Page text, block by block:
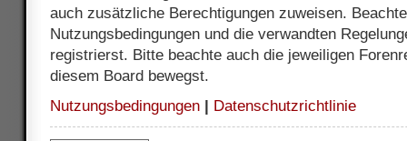
auch zusätzliche Berechtigungen zuweisen.
Nutzungsbedingungen und die verwandten
registrierst. Bitte beachte auch die jeweiligen
diesem Board bewegst.
Nutzungsbedingungen
Datenschutzrichtlinie